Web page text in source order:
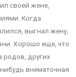
своей жене,
Когда
выгнал жену,
Хорошо еще, что
родов, других
внематочная